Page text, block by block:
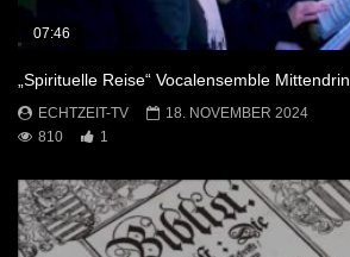
07:46
„Spirituelle Reise“ Vocalensemble Mittendrin
ECHTZEIT-TV
18. NOVEMBER 2024
810
1